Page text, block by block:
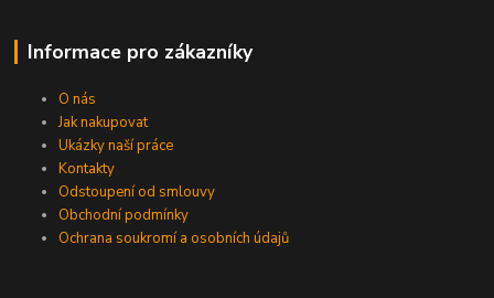
Informace pro zákazníky
O nás
Jak nakupovat
Ukázky naší práce
Kontakty
Odstoupení od smlouvy
Obchodní podmínky
Ochrana soukromí a osobních údajů